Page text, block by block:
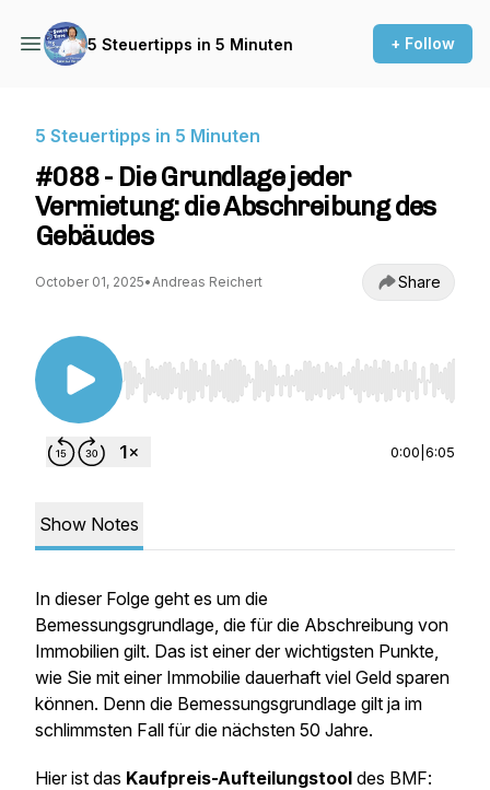
5 Steuertipps in 5 Minuten + Follow
5 Steuertipps in 5 Minuten
#088 - Die Grundlage jeder
Vermietung: die Abschreibung des
Gebäudes
October 01, 2025•Andreas Reichert Share
Use Left/Right to seek, Home/End to jump to
0:00 6:05
Show Notes
In dieser Folge geht es um die
Bemessungsgrundlage, die für die Abschreibung von
Immobilien gilt. Das ist einer der wichtigsten Punkte,
wie Sie mit einer Immobilie dauerhaft viel Geld sparen
können. Denn die Bemessungsgrundlage gilt ja im
schlimmsten Fall für die nächsten 50 Jahre.
Hier ist das Kaufpreis-Aufteilungstool des BMF: